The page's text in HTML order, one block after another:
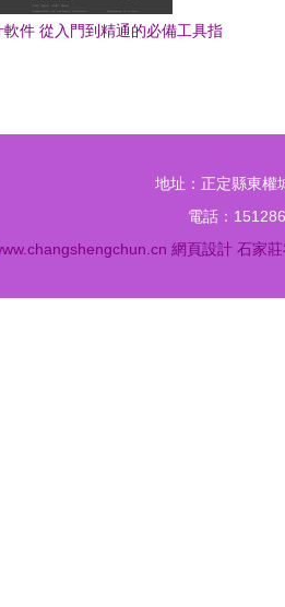
軟件 從入門到精通的必備工具指
地址：正定縣東權
電話：
網頁設計 石家